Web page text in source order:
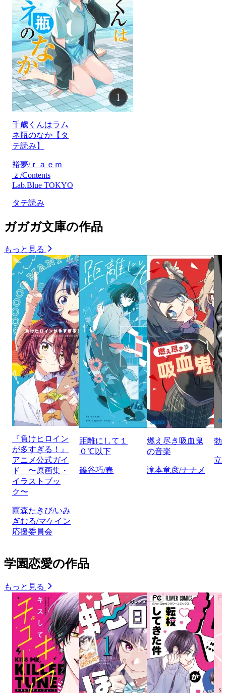
千歳くんはラム
ネ瓶のなか【タ
テ読み】
裕夢/ｒａｅｍ
ｚ/Contents
Lab.Blue TOKYO
タテ読み
ガガガ文庫の作品
もっと見る
『負けヒロイン
が多すぎる！』
アニメ公式ガイ
ド 〜原画集・
イラストブッ
ク〜
雨森たきび/いみ
ぎむる/マケイン
応援委員会
距離にして１
０℃以下
篠谷巧/春
燃え尽き吸血鬼
の音楽
滝本竜彦/ナナメ
勃
立
学園恋愛の作品
もっと見る